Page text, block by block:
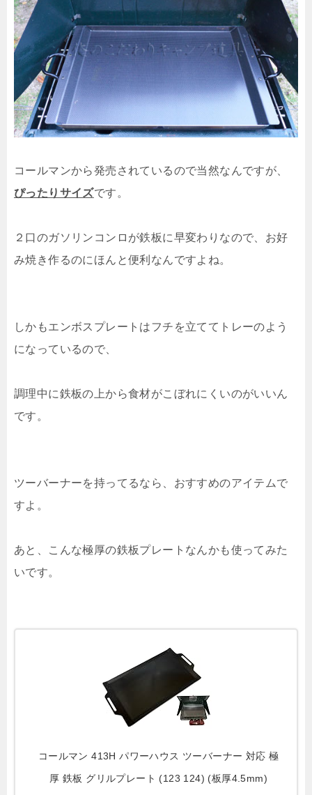
コールマンから発売されているので当然なんですが、
ぴったりサイズです。
２口のガソリンコンロが鉄板に早変わりなので、お好
み焼き作るのにほんと便利なんですよね。
しかもエンボスプレートはフチを立ててトレーのよう
になっているので、
調理中に鉄板の上から食材がこぼれにくいのがいいん
です。
ツーバーナーを持ってるなら、おすすめのアイテムで
すよ。
あと、こんな極厚の鉄板プレートなんかも使ってみた
いです。
コールマン 413H パワーハウス ツーバーナー 対応 極
厚 鉄板 グリルプレート (123 124) (板厚4.5mm)